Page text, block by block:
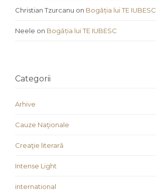
Christian Tzurcanu on Bogăția lui TE IUBESC
Neele on Bogăția lui TE IUBESC
Categorii
Arhive
Cauze Naţionale
Creaţie literară
Intense Light
international